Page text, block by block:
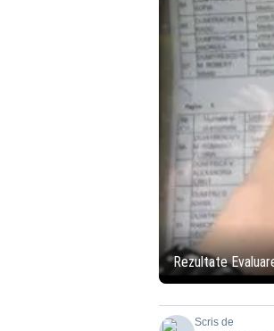
Rezultate
Scris de